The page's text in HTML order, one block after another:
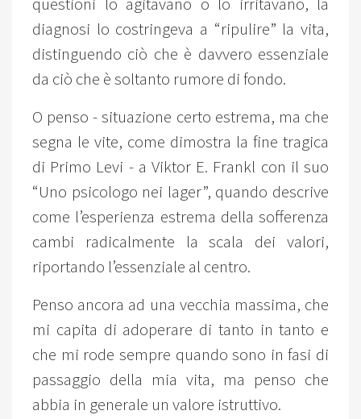
diagnosi lo costringeva a “ripulire” la vita,
distinguendo ciò che è davvero essenziale
da ciò che è soltanto rumore di fondo.
O penso - situazione certo estrema, ma che
segna le vite, come dimostra la fine tragica
di Primo Levi - a Viktor E. Frankl con il suo
“Uno psicologo nei lager”, quando descrive
come l’esperienza estrema della sofferenza
cambi radicalmente la scala dei valori,
riportando l’essenziale al centro.
Penso ancora ad una vecchia massima, che
mi capita di adoperare di tanto in tanto e
che mi rode sempre quando sono in fasi di
passaggio della mia vita, ma penso che
abbia in generale un valore istruttivo.